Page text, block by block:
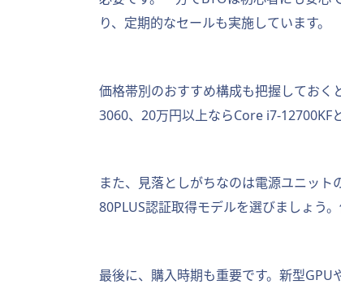
り、定期的なセールも実施しています。
価格帯別のおすすめ構成も把握しておく
3060、20万円以上ならCore i7-12700KF
また、見落としがちなのは電源ユニッ
80PLUS認証取得モデルを選びましょう
最後に、購入時期も重要です。新型